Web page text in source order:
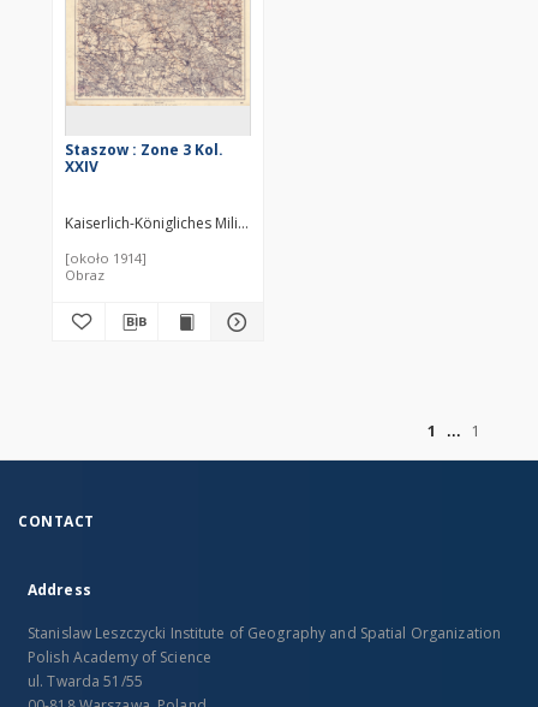
Staszow : Zone 3 Kol.
XXIV
Kaiserlich-Königliches Militär-Geographisches Institut (Wiedeń).
[około 1914]
Obraz
1
1
CONTACT
Address
Stanislaw Leszczycki Institute of Geography and Spatial Organization
Polish Academy of Science
ul. Twarda 51/55